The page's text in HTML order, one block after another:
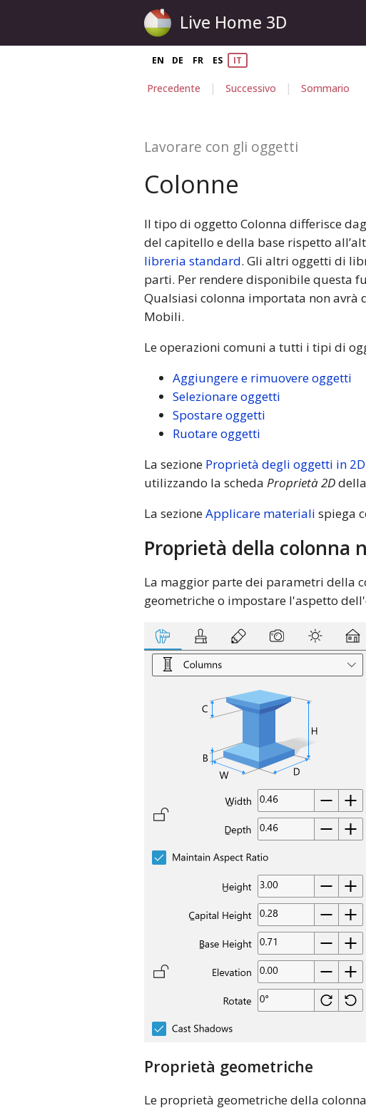
Live Home 3D
EN DE FR ES IT
Precedente | Successivo | Sommario
Lavorare con gli oggetti
Colonne
Il tipo di oggetto Colonna differisce
del capitello e della base rispetto
libreria standard. Gli altri oggetti di
parti. Per rendere disponibile questa
Qualsiasi colonna importata non avrà
Mobili.
Le operazioni comuni a tutti i tipi di
Aggiungere e rimuovere oggetti
Selezionare oggetti
Spostare oggetti
Ruotare oggetti
La sezione Proprietà degli oggetti in 2D
utilizzando la scheda Proprietà 2Ddella
La sezioneApplicare materiali spiega
Proprietà della colonna
La maggior parte dei parametri della
geometriche o impostare l'aspetto
Proprietà geometriche
Le proprietà geometriche della